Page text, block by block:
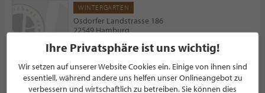
WINTERGARTEN
Osdorfer Landstrasse 186
22549 Hamburg
PROFIL
Ihre Privatsphäre ist uns wichtig!
Wir setzen auf unserer Website Cookies ein. Einige von ihnen sind
essentiell, während andere uns helfen unser Onlineangebot zu
verbessern und wirtschaftlich zu betreiben. Sie können dies